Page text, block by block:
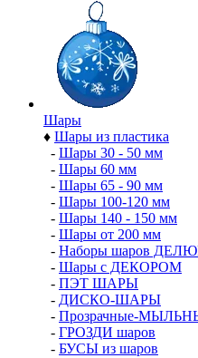
Шары
♦ Шары из пластика
- Шары 30 - 50 мм
- Шары 60 мм
- Шары 65 - 90 мм
- Шары 100-120 мм
- Шары 140 - 150 мм
- Шары от 200 мм
- Наборы шаров
- Шары с ДЕКОРОМ
- ПЭТ ШАРЫ
- ДИСКО-ШАРЫ
- Прозрачные-
- ГРОЗДИ шаров
- БУСЫ из шаров